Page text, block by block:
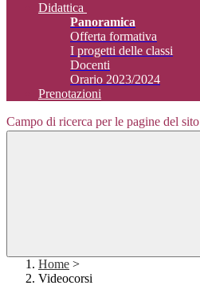
Didattica
Panoramica
Offerta formativa
I progetti delle classi
Docenti
Orario 2023/2024
Prenotazioni
Campo di ricerca per le pagine del sito
Home >
Videocorsi